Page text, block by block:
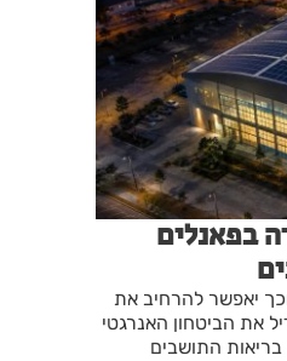
בפאנלים
יאפשר להרחיב את
את הביטחון האנרגטי
התושבים